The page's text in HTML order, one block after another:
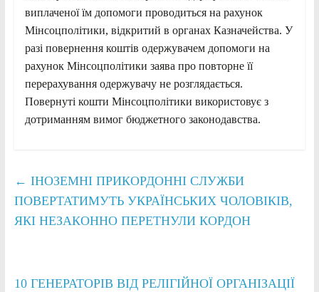
виплаченої їм допомоги проводиться на рахунок
Мінсоцполітики, відкритий в органах Казначейства. У
разі повернення коштів одержувачем допомоги на
рахунок Мінсоцполітики заява про повторне її
перерахування одержувачу не розглядається.
Повернуті кошти Мінсоцполітики використовує з
дотриманням вимог бюджетного законодавства.
← ІНОЗЕМНІ ПРИКОРДОННІ СЛУЖБИ
ПОВЕРТАТИМУТЬ УКРАЇНСЬКИХ ЧОЛОВІКІВ,
ЯКІ НЕЗАКОННО ПЕРЕТНУЛИ КОРДОН
10 ГЕНЕРАТОРІВ ВІД РЕЛІГІЙНОЇ ОРГАНІЗАЦІЇ